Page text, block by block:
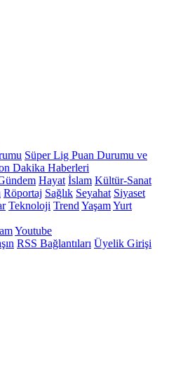
Süper Lig Puan Durumu ve
Dakika Haberleri
Hayat İslam Kültür-Sanat
Röportaj Sağlık Seyahat Siyaset
Teknoloji Trend YaşamYurt
Youtube
RSS Bağlantıları Üyelik Girişi